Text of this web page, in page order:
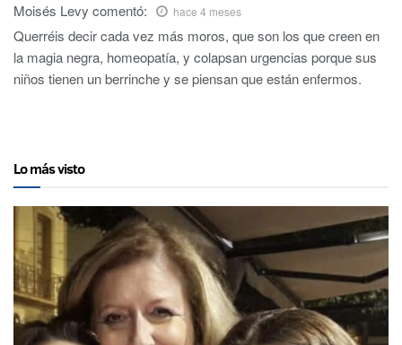
Moisés Levy comentó: hace 4 meses
Querréis decir cada vez más moros, que son los que creen en
la magia negra, homeopatía, y colapsan urgencias porque sus
niños tienen un berrinche y se piensan que están enfermos.
Lo más visto